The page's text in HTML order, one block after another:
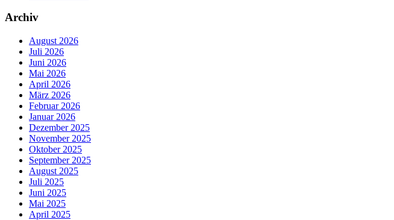
Archiv
August 2026
Juli 2026
Juni 2026
Mai 2026
April 2026
März 2026
Februar 2026
Januar 2026
Dezember 2025
November 2025
Oktober 2025
September 2025
August 2025
Juli 2025
Juni 2025
Mai 2025
April 2025